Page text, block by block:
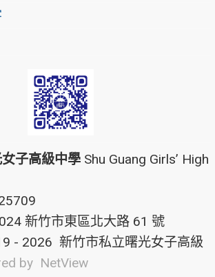
子高級中學 Shu Guang Girls’ High
新竹市東區北大路 61 號
- 2026 新竹市私立曙光女子高級
by NetView